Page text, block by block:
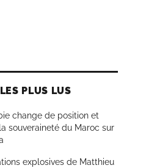
PLUS LUS
change de position et
souveraineté du Maroc sur
explosives de Matthieu